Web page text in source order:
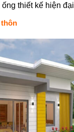
ống thiết kế hiện đại